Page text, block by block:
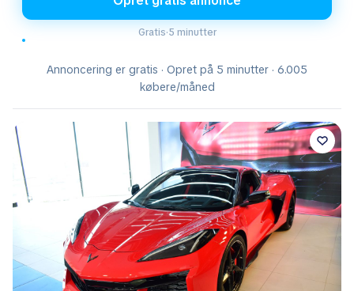
Gratis·5 minutter
Annoncering er gratis · Opret på 5 minutter · 6.005
købere/måned